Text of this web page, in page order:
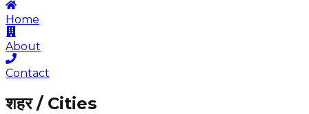
Home
About
Contact
शहर / Cities